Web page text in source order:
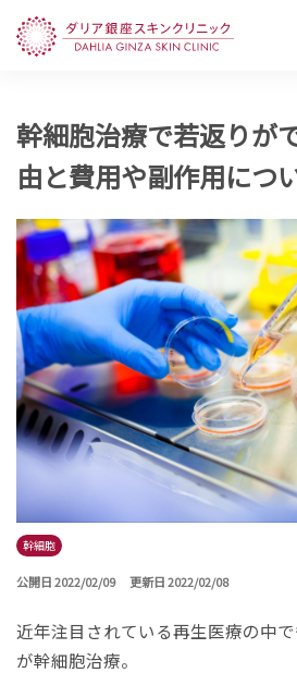
幹細胞治療で若返りが
由と費用や副作用につ
幹細胞
公開日 2022/02/09 更新日 2022/02/08
近年注目されている再生医療の中
が幹細胞治療。